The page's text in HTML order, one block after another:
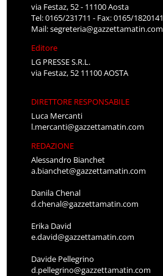
via Festaz, 52 - 11100 Aosta
Tel: 0165/231711 - Fax: 0165/1820141
Mail:segreteria@gazzettamatin.com
Editore
LG PRESSE S.R.L.
via Festaz, 52 11100 AOSTA
DIRETTORE RESPONSABILE
Luca Mercanti
l.mercanti@gazzettamatin.com
REDAZIONE
Alessandro Bianchet
a.bianchet@gazzettamatin.com
Danila Chenal
d.chenal@gazzettamatin.com
Erika David
e.david@gazzettamatin.com
Davide Pellegrino
d.pellegrino@gazzettamatin.com